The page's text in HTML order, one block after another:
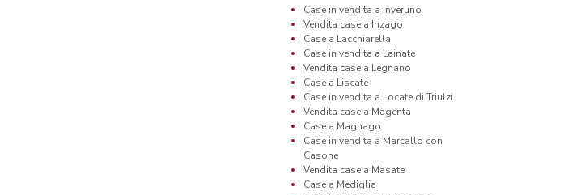
Case in vendita a Inveruno
Vendita case a Inzago
Case a Lacchiarella
Case in vendita a Lainate
Vendita case a Legnano
Case a Liscate
Case in vendita a Locate di Triulzi
Vendita case a Magenta
Case a Magnago
Case in vendita a Marcallo con
Casone
Vendita case a Masate
Case a Mediglia